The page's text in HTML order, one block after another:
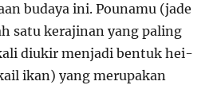
budaya ini. Pounamu (jade
satu kerajinan yang paling
diukir menjadi bentuk hei-
ikan) yang merupakan